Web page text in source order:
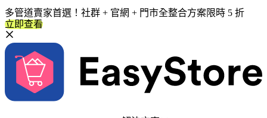
多管道賣家首選！社群 + 官網 + 門市全整合方案限時 5 折
立即查看